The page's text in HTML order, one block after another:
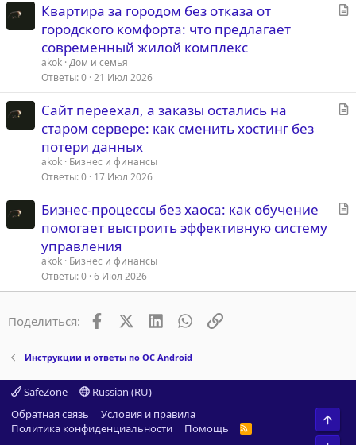
я
Квартира за городом без отказа от
городского комфорта: что предлагает
современный жилой комплекс
akok Дом и семья
Ответы 0 21 Июл 2026
я
Сайт переехал, а заказы остались на
старом сервере: как сменить хостинг без
потери данных
akok Бизнес и финансы
Ответы 0 17 Июл 2026
я
Бизнес-процессы без хаоса: как обучение
помогает выстроить эффективную систему
управления
akok Бизнес и финансы
Ответы 0 6 Июл 2026
Поделиться: FacebookX (Twitter)
LinkedInWhatsAppСсылка
Инструкции и ответы по ОС Android
SafeZone
Russian (RU)
Обратная связь
Условия и правила
Политика конфиденциальности
Помощь
R
S